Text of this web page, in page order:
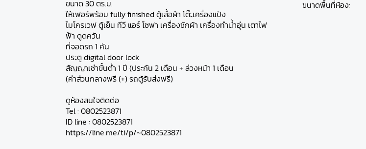
ขนาด 30 ตร.ม.
ให้เฟอร์พร้อม fully finished ตู้เสื้อผ้า โต๊ะเครื่องแป้ง
ไมโครเวฟ ตู้เย็น ทีวี แอร์ โซฟา เครื่องซักผ้า เครื่องทำน้ำอุ่น เตาไฟ
ฟ้า ดูดควัน
ที่จอดรถ 1 คัน
ประตู digital door lock
สัญญาเช่าขั้นต่ำ 1 ปี (ประกัน 2 เดือน + ล่วงหน้า 1 เดือน
(ค่าส่วนกลางฟรี (+) รถตู้รับส่งฟรี)
ดูห้องสนใจติดต่อ
Tel : 0802523871
ID line : 0802523871
https://line.me/ti/p/~0802523871
ขนาดพื้นที่ห้อง: